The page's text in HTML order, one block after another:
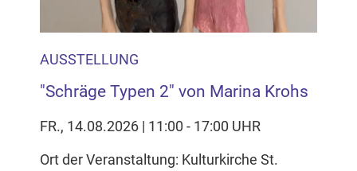
AUSSTELLUNG
"Schräge Typen 2" von Marina Krohs
FR., 14.08.2026 | 11:00 - 17:00 UHR
Ort der Veranstaltung: Kulturkirche St.